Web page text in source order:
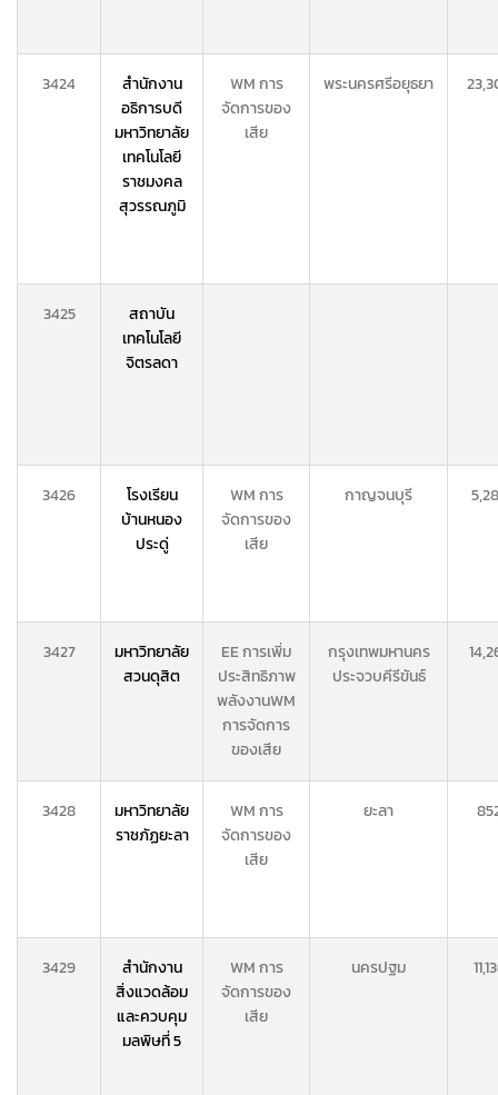
3424
สำนักงาน
อธิการบดี
มหาวิทยาลัย
เทคโนโลยี
ราชมงคล
สุวรรณภูมิ
WM การ
จัดการของ
เสีย
พระนครศรีอยุธยา
3425
สถาบัน
เทคโนโลยี
จิตรลดา
3426
โรงเรียน
บ้านหนอง
ประดู่
WM การ
จัดการของ
เสีย
กาญจนบุรี
3427
มหาวิทยาลัย
สวนดุสิต
EE การเพิ่ม
ประสิทธิภาพ
พลังงานWM
การจัดการ
ของเสีย
กรุงเทพมหานคร
ประจวบคีรีขันธ์
3428
มหาวิทยาลัย
ราชภัฏยะลา
WM การ
จัดการของ
เสีย
ยะลา
3429
สำนักงาน
สิ่งแวดล้อม
และควบคุม
มลพิษที่ 5
WM การ
จัดการของ
เสีย
นครปฐม